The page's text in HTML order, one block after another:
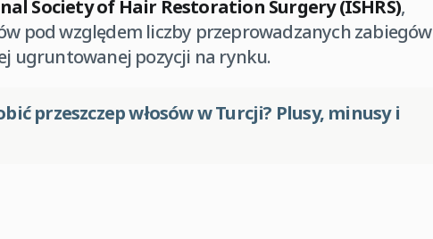
Society of Hair Restoration Surgery (ISHRS),
pod względem liczby przeprowadzanych zabiegów
ugruntowanej pozycji na rynku.
przeszczep włosów w Turcji? Plusy, minusy i